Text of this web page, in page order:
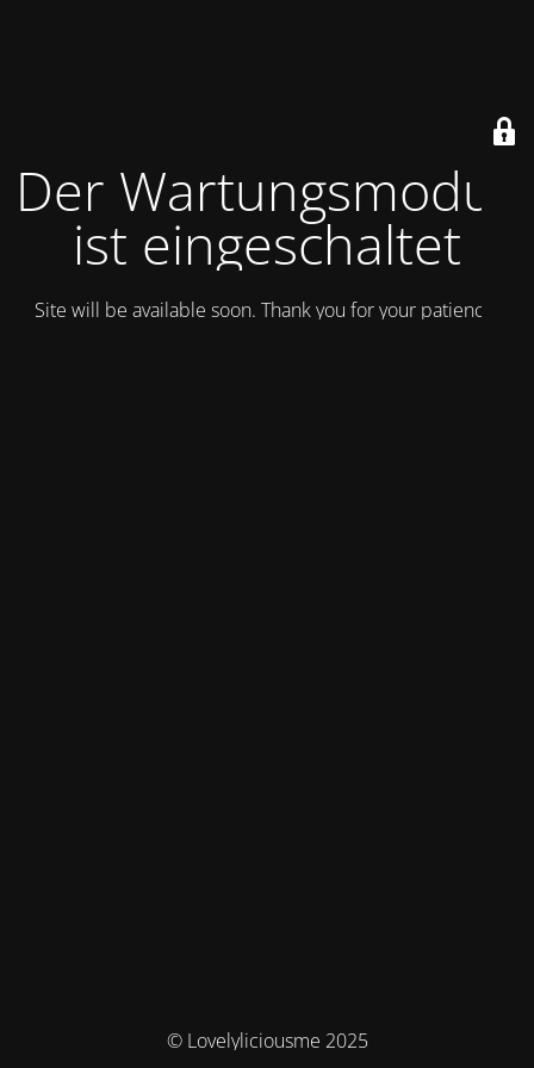
Der Wartungsmodus
ist eingeschaltet
Site will be available soon. Thank you for your patience!
© Lovelyliciousme 2025